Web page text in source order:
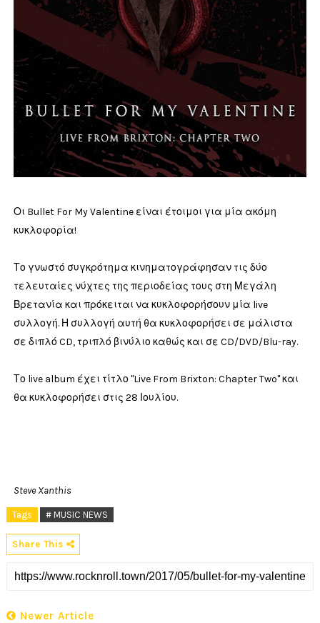
Οι Bullet For My Valentine είναι έτοιμοι για μία ακόμη
κυκλοφορία!
Το γνωστό συγκρότημα κινηματογράφησαν τις δύο
τελευταίες νύχτες της περιοδείας τους στη Μεγάλη
Βρετανία και πρόκειται να κυκλοφορήσουν μία live
συλλογή. Η συλλογή αυτή θα κυκλοφορήσει σε μάλιστα
σε διπλό CD, τριπλό βινύλιο καθώς και σε CD/DVD/Blu-ray.
Το live album έχει τίτλο "Live From Brixton: Chapter Two" και
θα κυκλοφορήσει στις 28 Ιουλίου.
Steve Xanthis
Tags # MUSIC NEWS
Share This
Newer Article